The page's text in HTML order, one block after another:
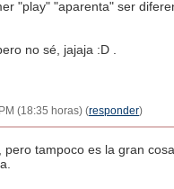
"play" "aparenta" ser
no sé, jajaja :D .
(18:35 horas) (responder)
tampoco es la gran